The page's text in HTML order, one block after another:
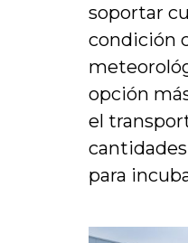
soportar
condición
opción
el
para